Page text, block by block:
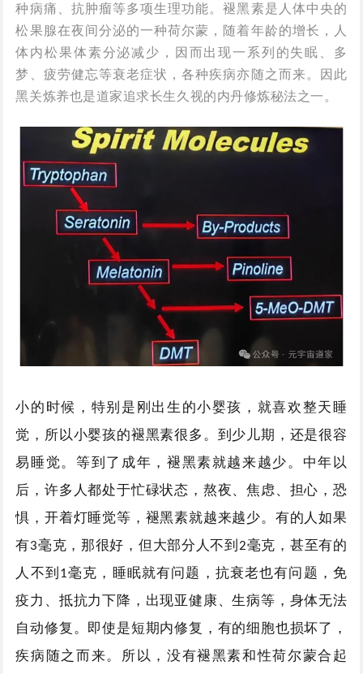
种病痛、抗肿瘤等多项生理功能。褪黑素是人体中央的
松果腺在夜间分泌的一种荷尔蒙，随着年龄的增长，人
体内松果体素分泌减少，因而出现一系列的失眠、多
梦、疲劳健忘等衰老症状，各种疾病亦随之而来。因此
黑关炼养也是道家追求长生久视的内丹修炼秘法之一。
小的时候，特别是刚出生的小婴孩，就喜欢整天睡
觉，所以小婴孩的褪黑素很多。到少儿期，还是很容
易睡觉。等到了成年，褪黑素就越来越少。中年以
后，许多人都处于忙碌状态，熬夜、焦虑、担心，恐
惧，开着灯睡觉等，褪黑素就越来越少。有的人如果
有3毫克，那很好，但大部分人不到 2毫克，甚至有的
人不到 1毫克，睡眠就有问题，抗衰老也有问题，免
疫力、抵抗力下降，出现亚健康、生病等，身体无法
自动修复。即使是短期内修复，有的细胞也损坏了，
疾病随之而来。所以，没有褪黑素和性荷尔蒙合起